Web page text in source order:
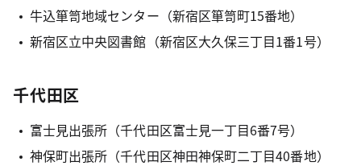
牛込箪笥地域センター（新宿区箪笥町15番地）
新宿区立中央図書館（新宿区大久保三丁目1番1号）
千代田区
富士見出張所（千代田区富士見一丁目6番7号）
神保町出張所（千代田区神田神保町二丁目40番地）